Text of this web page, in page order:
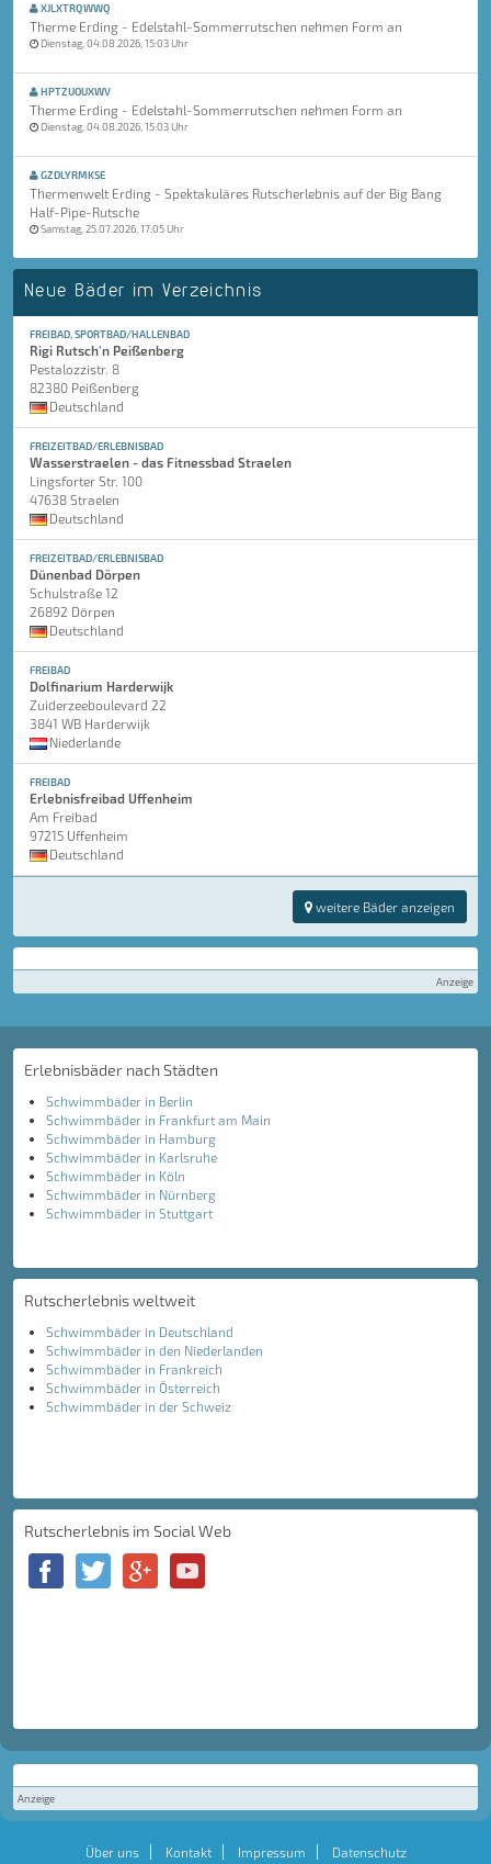
XJLXTRQWWQ
Therme Erding - Edelstahl-Sommerrutschen nehmen Form an
Dienstag, 04.08.2026, 15:03 Uhr
HPTZUOUXWV
Therme Erding - Edelstahl-Sommerrutschen nehmen Form an
Dienstag, 04.08.2026, 15:03 Uhr
GZDLYRMKSE
Thermenwelt Erding - Spektakuläres Rutscherlebnis auf der Big Bang
Half-Pipe-Rutsche
Samstag, 25.07.2026, 17:05 Uhr
Neue Bäder im Verzeichnis
FREIBAD, SPORTBAD/HALLENBAD
Rigi Rutsch'n Peißenberg
Pestalozzistr. 8
82380 Peißenberg
Deutschland
FREIZEITBAD/ERLEBNISBAD
Wasserstraelen - das Fitnessbad Straelen
Lingsforter Str. 100
47638 Straelen
Deutschland
FREIZEITBAD/ERLEBNISBAD
Dünenbad Dörpen
Schulstraße 12
26892 Dörpen
Deutschland
FREIBAD
Dolfinarium Harderwijk
Zuiderzeeboulevard 22
3841 WB Harderwijk
Niederlande
FREIBAD
Erlebnisfreibad Uffenheim
Am Freibad
97215 Uffenheim
Deutschland
weitere Bäder anzeigen
Anzeige
Erlebnisbäder nach Städten
Schwimmbäder in Berlin
Schwimmbäder in Frankfurt am Main
Schwimmbäder in Hamburg
Schwimmbäder in Karlsruhe
Schwimmbäder in Köln
Schwimmbäder in Nürnberg
Schwimmbäder in Stuttgart
Rutscherlebnis weltweit
Schwimmbäder in Deutschland
Schwimmbäder in den Niederlanden
Schwimmbäder in Frankreich
Schwimmbäder in Österreich
Schwimmbäder in der Schweiz
Rutscherlebnis im Social Web
Anzeige
Über uns Kontakt Impressum Datenschutz